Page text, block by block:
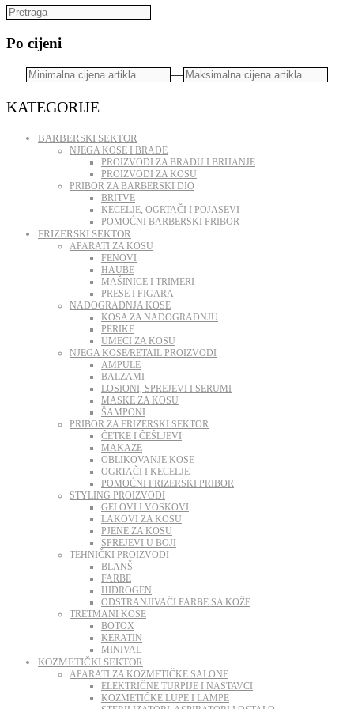
Po cijeni
—
KATEGORIJE
BARBERSKI SEKTOR
NJEGA KOSE I BRADE
PROIZVODI ZA BRADU I BRIJANJE
PROIZVODI ZA KOSU
PRIBOR ZA BARBERSKI DIO
BRITVE
KECELJE, OGRTAČI I POJASEVI
POMOĆNI BARBERSKI PRIBOR
FRIZERSKI SEKTOR
APARATI ZA KOSU
FENOVI
HAUBE
MAŠINICE I TRIMERI
PRESE I FIGARA
NADOGRADNJA KOSE
KOSA ZA NADOGRADNJU
PERIKE
UMECI ZA KOSU
NJEGA KOSE/RETAIL PROIZVODI
AMPULE
BALZAMI
LOSIONI, SPREJEVI I SERUMI
MASKE ZA KOSU
ŠAMPONI
PRIBOR ZA FRIZERSKI SEKTOR
ČETKE I ČEŠLJEVI
MAKAZE
OBLIKOVANJE KOSE
OGRTAČI I KECELJE
POMOĆNI FRIZERSKI PRIBOR
STYLING PROIZVODI
GELOVI I VOSKOVI
LAKOVI ZA KOSU
PJENE ZA KOSU
SPREJEVI U BOJI
TEHNIČKI PROIZVODI
BLANŠ
FARBE
HIDROGEN
ODSTRANJIVAČI FARBE SA KOŽE
TRETMANI KOSE
BOTOX
KERATIN
MINIVAL
KOZMETIČKI SEKTOR
APARATI ZA KOZMETIČKE SALONE
ELEKTRIČNE TURPIJE I NASTAVCI
KOZMETIČKE LUPE I LAMPE